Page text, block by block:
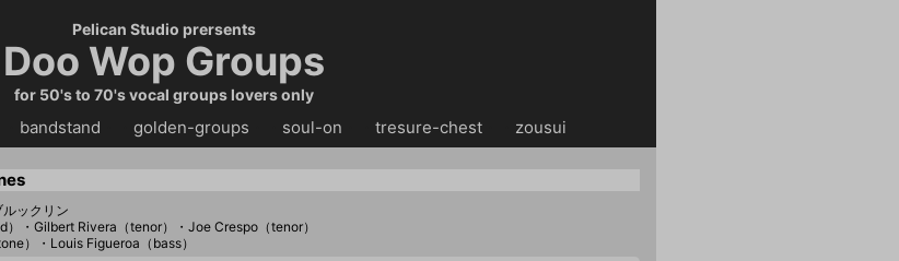
Pelican Studio prersents
Doo Wop Groups
for 50's to 70's vocal groups lovers only
bandstand golden-groups soul-on tresure-chest・・ zousui
ックリン
・Gilbert Rivera（tenor）・Joe Crespo（tenor）
）・Louis Figueroa（bass）